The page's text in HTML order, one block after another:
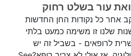
עור בשלט רחוק
אחר כל נקודות החן החדשות
שלנו זו משימה כמעט בלתי
לרופאים - בשביל זה יש